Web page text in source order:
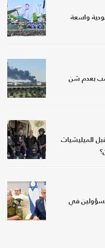
واسعة
بعدم شن
الميليشيات
من كبار المسؤولين في